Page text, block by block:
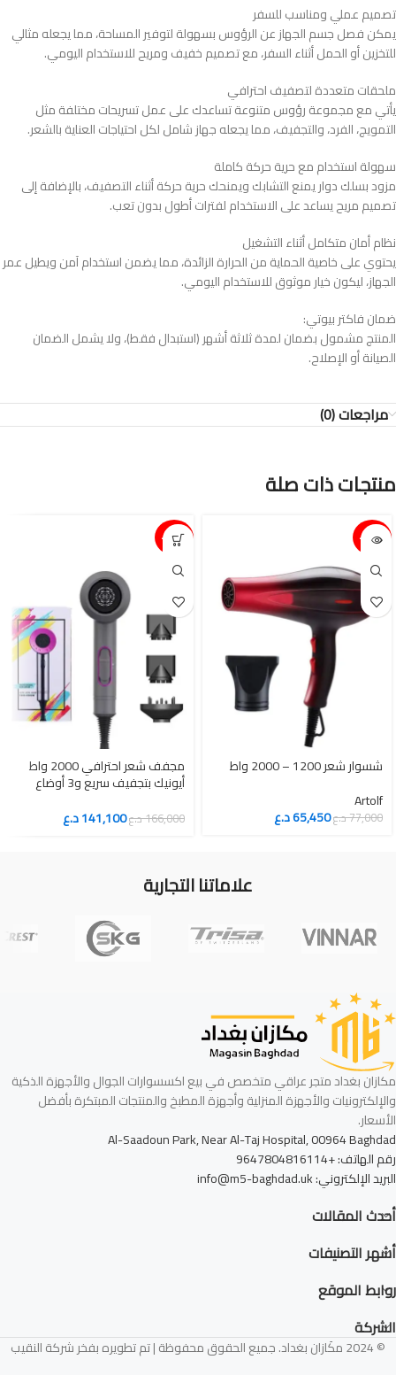
تصميم عملي ومناسب للسفر
يمكن فصل جسم الجهاز عن الرؤوس بسهولة لتوفير المساحة، مما يجعله مثالي
للتخزين أو الحمل أثناء السفر، مع تصميم خفيف ومريح للاستخدام اليومي.
ملحقات متعددة لتصفيف احترافي
يأتي مع مجموعة رؤوس متنوعة تساعدك على عمل تسريحات مختلفة مثل
التمويج، الفرد، والتجفيف، مما يجعله جهاز شامل لكل احتياجات العناية بالشعر.
سهولة استخدام مع حرية حركة كاملة
مزود بسلك دوار يمنع التشابك ويمنحك حرية حركة أثناء التصفيف، بالإضافة إلى
تصميم مريح يساعد على الاستخدام لفترات أطول بدون تعب.
نظام أمان متكامل أثناء التشغيل
يحتوي على خاصية الحماية من الحرارة الزائدة، مما يضمن استخدام آمن ويطيل عمر
الجهاز، ليكون خيار موثوق للاستخدام اليومي.
ضمان فاكتر بيوتي:
المنتج مشمول بضمان لمدة ثلاثة أشهر (استبدال فقط)، ولا يشمل الضمان
الصيانة أو الإصلاح.
مراجعات (0)
منتجات ذات صلة
15%-
شسوار شعر 1200 – 2000 واط
Artolf
77,000د.ع65,450د.ع
15%-
مجفف شعر احترافي 2000 واط
أيونيك بتجفيف سريع و3 أوضاع
166,000د.ع141,100د.ع
علاماتنا التجارية
مكازان بغداد متجر عراقي متخصص في بيع اكسسوارات الجوال والأجهزة الذكية
والإلكترونيات والأجهزة المنزلية وأجهزة المطبخ والمنتجات المبتكرة بأفضل
الأسعار.
Al-Saadoun Park, Near Al-Taj Hospital, 00964 Baghdad
رقم الهاتف: +9647804816114
البريد الإلكتروني: info@m5-baghdad.uk
أحدث المقالات
أشهر التصنيفات
روابط الموقع
الشركة
© 2024 مكَازان بغداد. جميع الحقوق محفوظة | تم تطويره بفخر شركة النقيب